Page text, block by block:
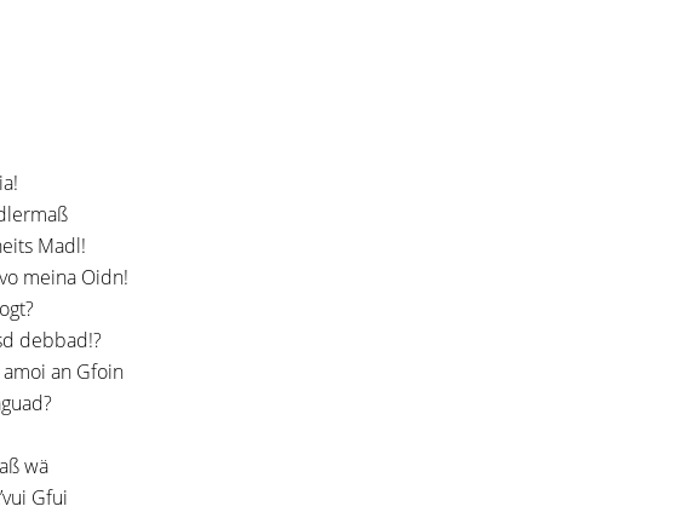
Madl!
meina Oidn!
debbad!?
an Gfoin
wä
Gfui